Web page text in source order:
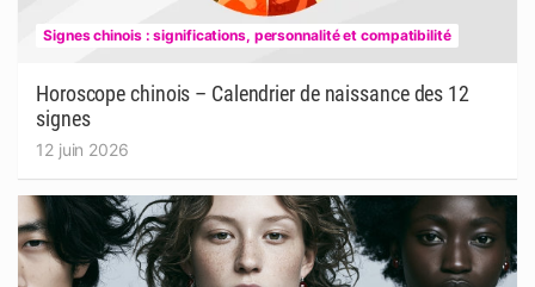
Signes chinois : significations, personnalité et compatibilité
Horoscope chinois – Calendrier de naissance des 12
signes
12 juin 2026